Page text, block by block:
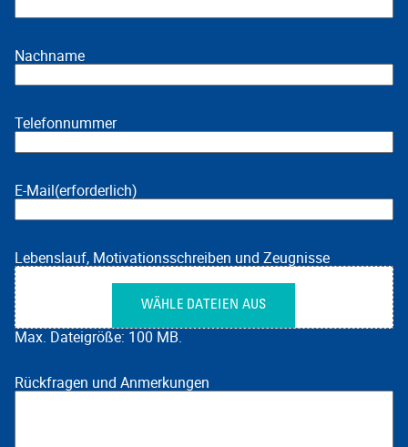
Nachname
Telefonnummer
E-Mail(erforderlich)
Lebenslauf, Motivationsschreiben und Zeugnisse
WÄHLE DATEIEN AUS
Max. Dateigröße: 100 MB.
Rückfragen und Anmerkungen